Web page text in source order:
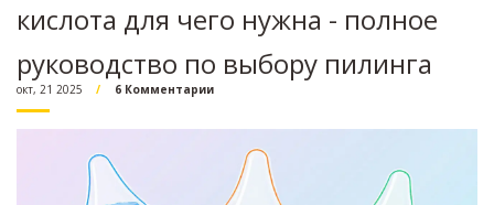
кислота для чего нужна - полное
руководство по выбору пилинга
окт, 21 2025 6 Комментарии